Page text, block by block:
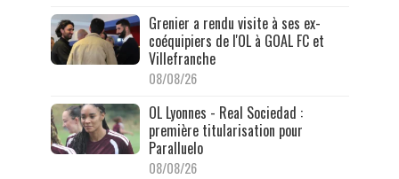
Grenier a rendu visite à ses ex-
coéquipiers de l'OL à GOAL FC et
Villefranche
08/08/26
OL Lyonnes - Real Sociedad :
première titularisation pour
Paralluelo
08/08/26